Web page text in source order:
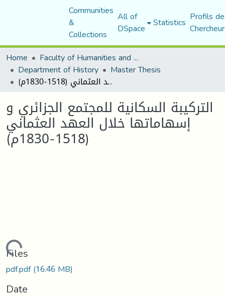
Communities
&
Collections
All of
DSpace Statistics Profils
Home
Faculty of Humanities and Social Sciences
Department of History Master Thesis
التركيبة السكانية للمجتمع الجزائري و إسهاماتها خلال العهد العثماني (1518-1830م)
التركيبة السكانية للمجتمع الجزائري و
إسهاماتها خلال العهد العثماني
(1518-1830م)
Files
pdf.pdf(16.46 MB)
Date